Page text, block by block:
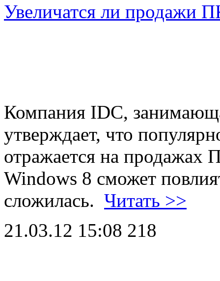
Увеличатся ли продажи
Компания IDC,
утверждает, что
отражается на продажах
Windows 8 сможет
сложилась. Читать >>
21.03.12 15:08 218